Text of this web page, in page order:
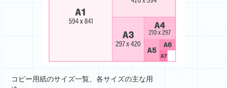
コピー用紙のサイズ一覧、各サイズの主な用